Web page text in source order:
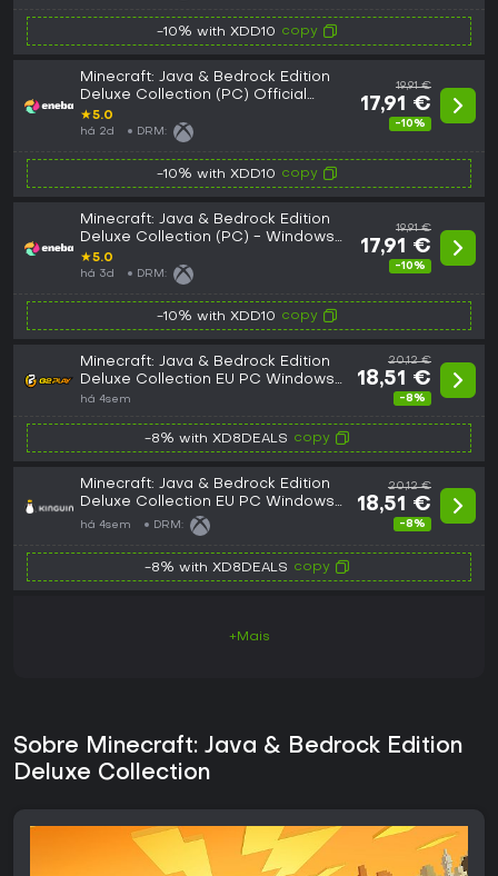
-10% with XDD10 copy
Minecraft: Java & Bedrock Edition
Deluxe Collection (PC) Official
website Key EUROPE
★5.0
há 2d DRM:
19,91 €
17,91 €
-10%
-10% with XDD10 copy
Minecraft: Java & Bedrock Edition
Deluxe Collection (PC) - Windows
Store Key EUROPE
★5.0
há 3d DRM:
19,91 €
17,91 €
-10%
-10% with XDD10 copy
Minecraft: Java & Bedrock Edition
Deluxe Collection EU PC Windows
CD Key
há 4sem
20,12 €
18,51 €
-8%
-8% with XD8DEALS copy
Minecraft: Java & Bedrock Edition
Deluxe Collection EU PC Windows
CD Key
há 4sem DRM:
20,12 €
18,51 €
-8%
-8% with XD8DEALS copy
+Mais
Sobre Minecraft: Java & Bedrock Edition
Deluxe Collection